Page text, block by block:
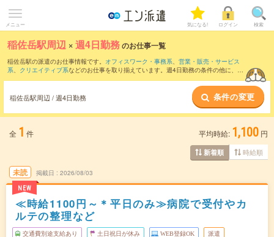
メニュー 気になる! ログイン 検索
稲佐岳駅周辺 ×週4日勤務のお仕事一覧
稲佐岳駅の派遣のお仕事情報です。 オフィスワーク・事務系、 営業・販売・サービス
系、 クリエイティブ系などのお仕事を取り揃えています。週4日勤務の条件の他に、 交
稲佐岳駅周辺 / 週4日勤務 条件の変更
全 1 件 平均時給: 1,100 円
新着順 時給順
未読
NEW
掲載日 2026/08/03
≪時給1100円～＊平日のみ≫病院で受付やカ
ルテの整理など
交通費別途支給あり 土日祝日が休み WEB登録OK 派遣